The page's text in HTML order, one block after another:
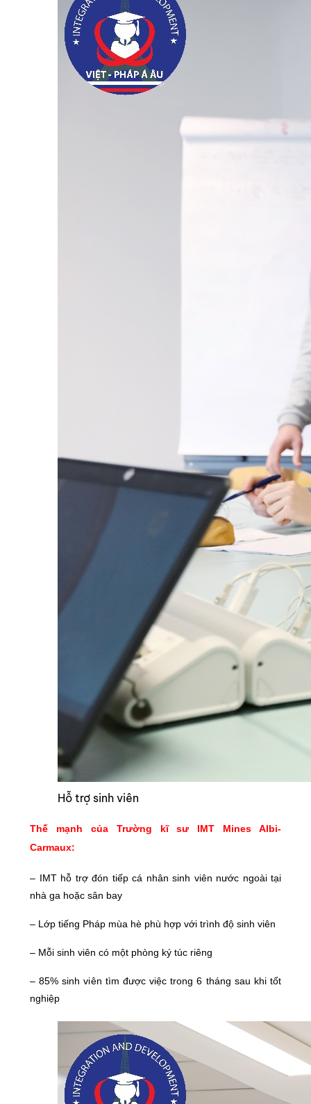
Hỗ trợ sinh viên
Thế mạnh của Trường kĩ sư IMT Mines Albi-
Carmaux:
– IMT hỗ trợ đón tiếp cá nhân sinh viên nước ngoài tại
nhà ga hoặc sân bay
– Lớp tiếng Pháp mùa hè phù hợp với trình độ sinh viên
– Mỗi sinh viên có một phòng ký túc riêng
– 85% sinh viên tìm được việc trong 6 tháng sau khi tốt
nghiệp